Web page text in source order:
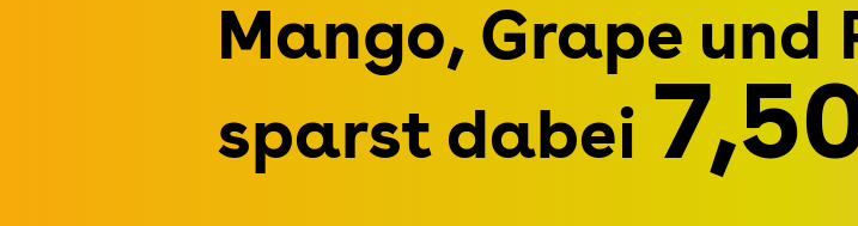
Mango, Grape und
sparst dabei